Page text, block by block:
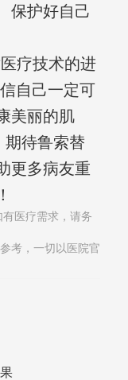
保护好自己
疗技术的进
自己一定可
美丽的肌
期待鲁索替
更多病友重
医疗需求，请务
考，一切以医院官